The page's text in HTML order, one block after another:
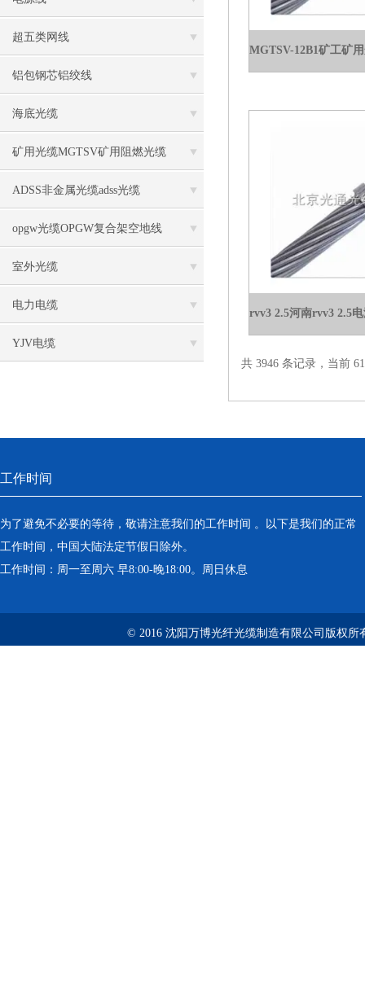
超五类网线
铝包钢芯铝绞线
海底光缆
矿用光缆MGTSV矿用阻燃光缆
ADSS非金属光缆adss光缆
opgw光缆OPGW复合架空地线
室外光缆
电力电缆
YJV电缆
共 3946 条记录，当前
工作时间
为了避免不必要的等待，敬请注意我们的工作时间 。以下是我们的正常
工作时间，中国大陆法定节假日除外。
工作时间：周一至周六 早8:00-晚18:00。周日休息
© 2016 沈阳万博光纤光缆制造有限公司版权所